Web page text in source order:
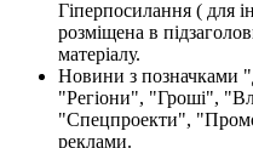
Гіперпосилання ( для
розміщена в
матеріалу.
Новини з позначками
"Регіони", "Гроші",
"Спецпроекти",
реклами.